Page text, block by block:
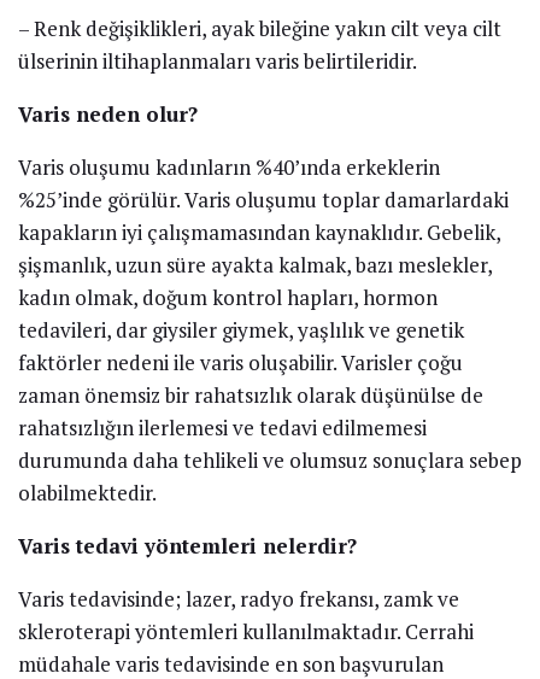
– Renk değişiklikleri, ayak bileğine yakın cilt veya cilt
ülserinin iltihaplanmaları varis belirtileridir.
Varis neden olur?
Varis oluşumu kadınların %40’ında erkeklerin
%25’inde görülür. Varis oluşumu toplar damarlardaki
kapakların iyi çalışmamasından kaynaklıdır. Gebelik,
şişmanlık, uzun süre ayakta kalmak, bazı meslekler,
kadın olmak, doğum kontrol hapları, hormon
tedavileri, dar giysiler giymek, yaşlılık ve genetik
faktörler nedeni ile varis oluşabilir. Varisler çoğu
zaman önemsiz bir rahatsızlık olarak düşünülse de
rahatsızlığın ilerlemesi ve tedavi edilmemesi
durumunda daha tehlikeli ve olumsuz sonuçlara sebep
olabilmektedir.
Varis tedavi yöntemleri nelerdir?
Varis tedavisinde; lazer, radyo frekansı, zamk ve
skleroterapi yöntemleri kullanılmaktadır. Cerrahi
müdahale varis tedavisinde en son başvurulan